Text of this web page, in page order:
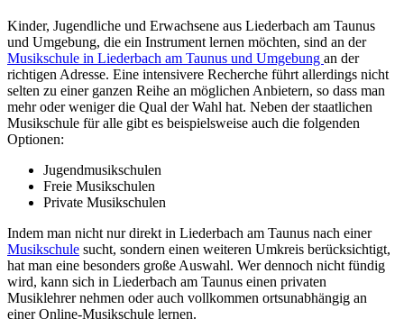
Kinder, Jugendliche und Erwachsene aus Liederbach am Taunus
und Umgebung, die ein Instrument lernen möchten, sind an der
Musikschule in Liederbach am Taunus und Umgebung an der
richtigen Adresse. Eine intensivere Recherche führt allerdings nicht
selten zu einer ganzen Reihe an möglichen Anbietern, so dass man
mehr oder weniger die Qual der Wahl hat. Neben der staatlichen
Musikschule für alle gibt es beispielsweise auch die folgenden
Optionen:
Jugendmusikschulen
Freie Musikschulen
Private Musikschulen
Indem man nicht nur direkt in Liederbach am Taunus nach einer
Musikschule sucht, sondern einen weiteren Umkreis berücksichtigt,
hat man eine besonders große Auswahl. Wer dennoch nicht fündig
wird, kann sich in Liederbach am Taunus einen privaten
Musiklehrer nehmen oder auch vollkommen ortsunabhängig an
einer Online-Musikschule lernen.